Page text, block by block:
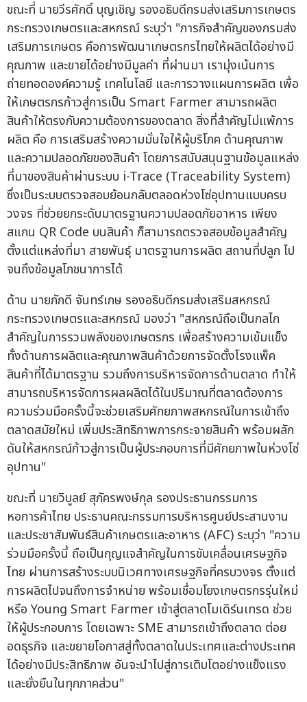
ขณะที่ นายวีรศักดิ์ บุญเชิญ รองอธิบดีกรมส่งเสริมการเกษตร
กระทรวงเกษตรและสหกรณ์ ระบุว่า "ภารกิจสำคัญของกรมส่ง
เสริมการเกษตร คือการพัฒนาเกษตรกรไทยให้ผลิตได้อย่างมี
คุณภาพ และขายได้อย่างมีมูลค่า ที่ผ่านมา เรามุ่งเน้นการ
ถ่ายทอดองค์ความรู้ เทคโนโลยี และการวางแผนการผลิต เพื่อ
ให้เกษตรกรก้าวสู่การเป็น Smart Farmer สามารถผลิต
สินค้าให้ตรงกับความต้องการของตลาด สิ่งที่สำคัญไม่แพ้การ
ผลิต คือ การเสริมสร้างความมั่นใจให้ผู้บริโภค ด้านคุณภาพ
และความปลอดภัยของสินค้า โดยการสนับสนุนฐานข้อมูลแหล่ง
ที่มาของสินค้าผ่านระบบ i-Trace (Traceability System)
ซึ่งเป็นระบบตรวจสอบย้อนกลับตลอดห่วงโซ่อุปทานแบบครบ
วงจร ที่ช่วยยกระดับมาตรฐานความปลอดภัยอาหาร เพียง
สแกน QR Code บนสินค้า ก็สามารถตรวจสอบข้อมูลสำคัญ
ตั้งแต่แหล่งที่มา สายพันธุ์ มาตรฐานการผลิต สถานที่ปลูก ไป
จนถึงข้อมูลโภชนาการได้
ด้าน นายภักดี จันทร์เกษ รองอธิบดีกรมส่งเสริมสหกรณ์
กระทรวงเกษตรและสหกรณ์ มองว่า "สหกรณ์ถือเป็นกลไก
สำคัญในการรวมพลังของเกษตรกร เพื่อสร้างความเข้มแข็ง
ทั้งด้านการผลิตและคุณภาพสินค้าด้วยการจัดตั้งโรงแพ็ค
สินค้าที่ได้มาตรฐาน รวมถึงการบริหารจัดการด้านตลาด ทำให้
สามารถบริหารจัดการผลผลิตได้ในปริมาณที่ตลาดต้องการ
ความร่วมมือครั้งนี้จะช่วยเสริมศักยภาพสหกรณ์ในการเข้าถึง
ตลาดสมัยใหม่ เพิ่มประสิทธิภาพการกระจายสินค้า พร้อมผลัก
ดันให้สหกรณ์ก้าวสู่การเป็นผู้ประกอบการที่มีศักยภาพในห่วงโซ่
อุปทาน"
ขณะที่ นายวิบูลย์ สุภัครพงษ์กุล รองประธานกรรมการ
หอการค้าไทย ประธานคณะกรรมการบริหารศูนย์ประสานงาน
และประชาสัมพันธ์สินค้าเกษตรและอาหาร (AFC) ระบุว่า "ความ
ร่วมมือครั้งนี้ ถือเป็นกุญแจสำคัญในการขับเคลื่อนเศรษฐกิจ
ไทย ผ่านการสร้างระบบนิเวศทางเศรษฐกิจที่ครบวงจร ตั้งแต่
การผลิตไปจนถึงการจำหน่าย พร้อมเชื่อมโยงเกษตรกรรุ่นใหม่
หรือ Young Smart Farmer เข้าสู่ตลาดโมเดิร์นเทรด ช่วย
ให้ผู้ประกอบการ โดยเฉพาะ SME สามารถเข้าถึงตลาด ต่อย
อดธุรกิจ และขยายโอกาสสู่ทั้งตลาดในประเทศและต่างประเทศ
ได้อย่างมีประสิทธิภาพ อันจะนำไปสู่การเติบโตอย่างแข็งแรง
และยั่งยืนในทุกภาคส่วน"